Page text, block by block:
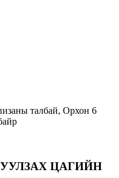
талбай, Орхон 6
ЦАГИЙН